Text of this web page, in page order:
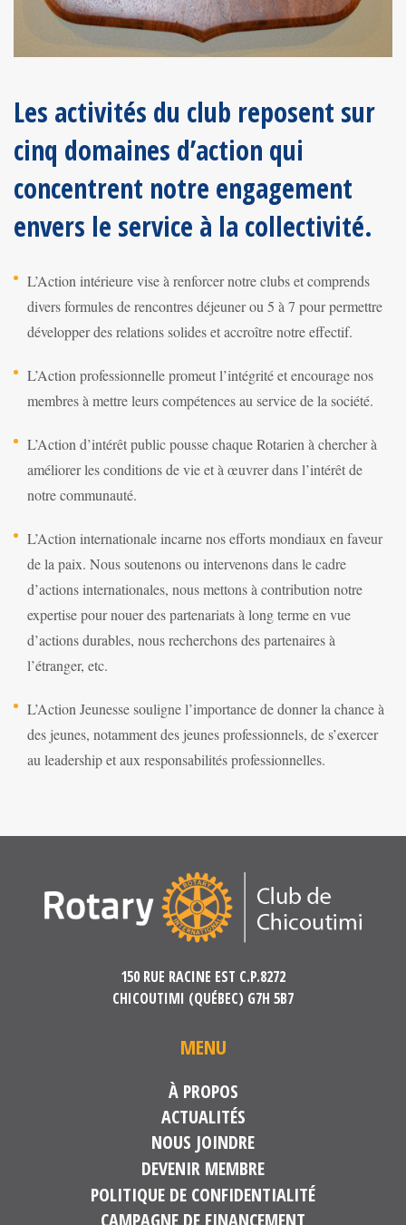
Les activités du club reposent sur
cinq domaines d’action qui
concentrent notre engagement
envers le service à la collectivité.
L’Action intérieure vise à renforcer notre clubs et comprends
divers formules de rencontres déjeuner ou 5 à 7 pour permettre
développer des relations solides et accroître notre effectif.
L’Action professionnelle promeut l’intégrité et encourage nos
membres à mettre leurs compétences au service de la société.
L’Action d’intérêt public pousse chaque Rotarien à chercher à
améliorer les conditions de vie et à œuvrer dans l’intérêt de
notre communauté.
L’Action internationale incarne nos efforts mondiaux en faveur
de la paix. Nous soutenons ou intervenons dans le cadre
d’actions internationales, nous mettons à contribution notre
expertise pour nouer des partenariats à long terme en vue
d’actions durables, nous recherchons des partenaires à
l’étranger, etc.
L’Action Jeunesse souligne l’importance de donner la chance à
des jeunes, notamment des jeunes professionnels, de s’exercer
au leadership et aux responsabilités professionnelles.
150 RUE RACINE EST C.P.8272
CHICOUTIMI (QUÉBEC) G7H 5B7
MENU
À PROPOS
ACTUALITÉS
NOUS JOINDRE
DEVENIR MEMBRE
POLITIQUE DE CONFIDENTIALITÉ